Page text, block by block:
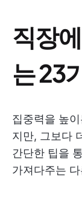
직장
는 23
집중력을 높
지만, 그보다
간단한 팁을
가져다주는